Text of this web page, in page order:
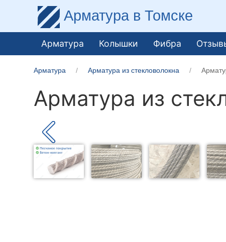
Арматура в Томске
Арматура Колышки Фибра
Арматура Арматура из стекловолокна
Арматура из